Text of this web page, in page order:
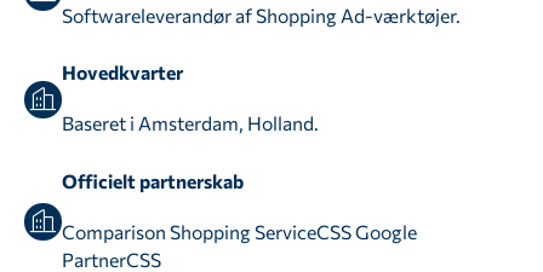
Softwareleverandør af Shopping Ad-værktøjer.
Hovedkvarter
Baseret i Amsterdam, Holland.
Officielt partnerskab
Comparison Shopping ServiceCSS Google
PartnerCSS